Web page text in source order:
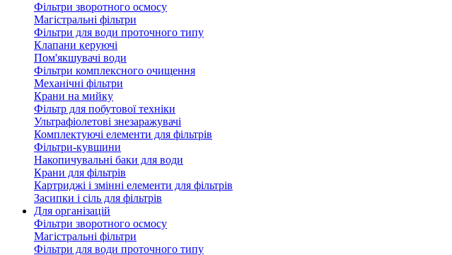
Фільтри зворотного осмосу
Магістральні фільтри
Фільтри для води проточного типу
Клапани керуючі
Пом'якшувачі води
Фільтри комплексного очищення
Механічні фільтри
Крани на мийку
Фільтр для побутової техніки
Ультрафіолетові знезаражувачі
Комплектуючі елементи для фільтрів
Фільтри-кувшини
Накопичувальні баки для води
Крани для фільтрів
Картриджі і змінні елементи для фільтрів
Засипки і сіль для фільтрів
Для організацій
Фільтри зворотного осмосу
Магістральні фільтри
Фільтри для води проточного типу